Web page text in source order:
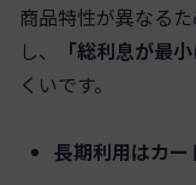
商品特性が異なる
し、
「総利息が最
くいです。
長期利用はカー